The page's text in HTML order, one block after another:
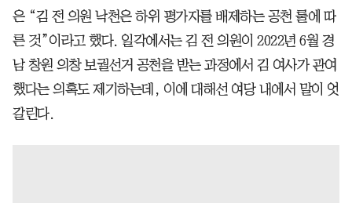
은 “김 전 의원 낙천은 하위 평가자를 배제하는 공천 룰에 따
른 것”이라고 했다. 일각에서는 김 전 의원이 2022년 6월 경
남 창원 의창 보궐선거 공천을 받는 과정에서 김 여사가 관여
했다는 의혹도 제기하는데, 이에 대해선 여당 내에서 말이 엇
갈린다.